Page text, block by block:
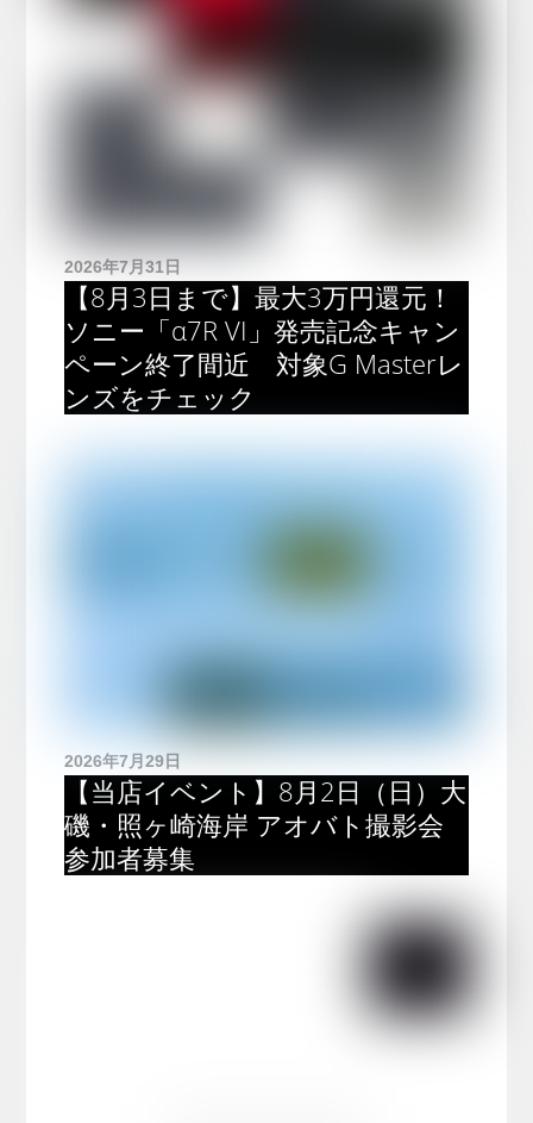
2026年7月31日
【8月3日まで】最大3万円還元！
ソニー「α7R VI」発売記念キャン
ペーン終了間近 対象G Masterレ
ンズをチェック
2026年7月29日
【当店イベント】8月2日（日）大
磯・照ヶ崎海岸 アオバト撮影会
参加者募集